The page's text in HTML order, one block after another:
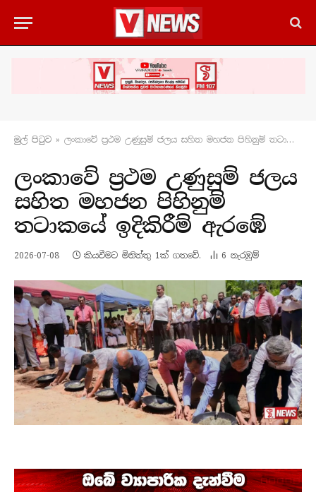
මුල් පිටු​ව » ලංකාවේ ප්‍රථම උණුසුම් ජලය සහිත මහජන පිහිනුම් තටාකයේ ඉදිකිරීම් ඇරඹේ
ලංකාවේ ප්‍රථම උණුසුම් ජලය
සහිත මහජන පිහිනුම්
තටාකයේ ඉදිකිරීම් ඇරඹේ
2026-07-08 කියවීමට මිනිත්තු 1ක් ගතවේ. 6 නැරඹු​ම්